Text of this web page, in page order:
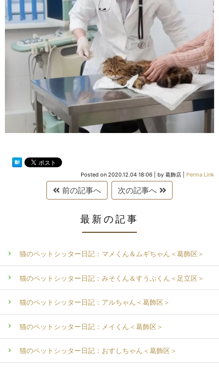
Posted on 2020.12.04 18:06 by 葛飾店 Perma Link
前の記事へ 次の記事へ
最新の記事
猫のペットシッター日記：マメくん＆ムギちゃん＜葛飾区＞
猫のペットシッター日記：みそくん＆すうぷくん＜足立区＞
猫のペットシッター日記：アルちゃん＜葛飾区＞
猫のペットシッター日記：メイくん＜葛飾区＞
猫のペットシッター日記：おすしちゃん＜葛飾区＞